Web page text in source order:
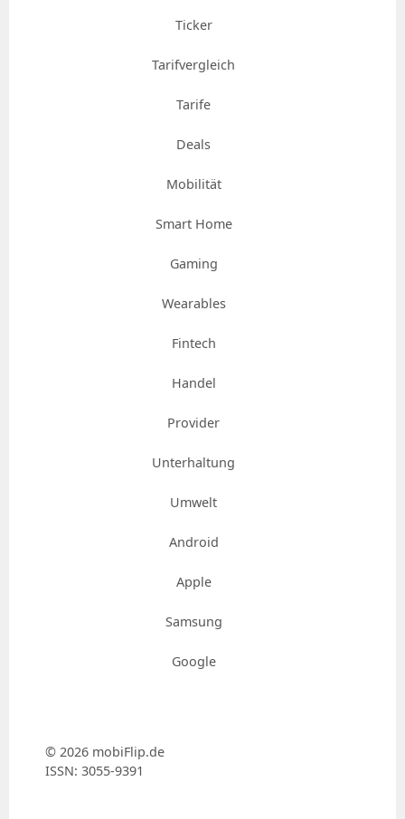
Ticker
Tarifvergleich
Tarife
Deals
Mobilität
Smart Home
Gaming
Wearables
Fintech
Handel
Provider
Unterhaltung
Umwelt
Android
Apple
Samsung
Google
© 2026 mobiFlip.de
ISSN: 3055-9391